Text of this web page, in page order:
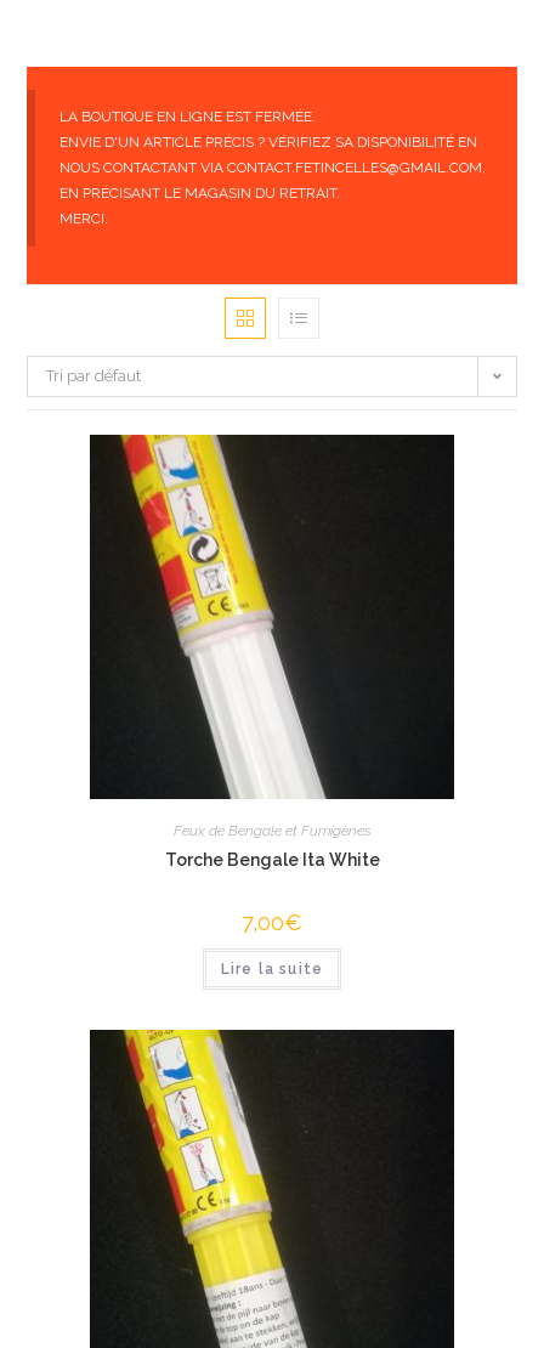
LA BOUTIQUE EN LIGNE EST FERMÉE.
ENVIE D'UN ARTICLE PRÉCIS ? VÉRIFIEZ SA DISPONIBILITÉ EN
NOUS CONTACTANT VIA CONTACT.FETINCELLES@GMAIL.COM,
EN PRÉCISANT LE MAGASIN DU RETRAIT.
MERCI.
Tri par défaut
Feux de Bengale et Fumigènes
Torche Bengale Ita White
7,00€
Lire la suite